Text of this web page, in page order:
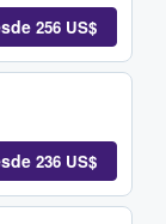
256 US$
236 US$